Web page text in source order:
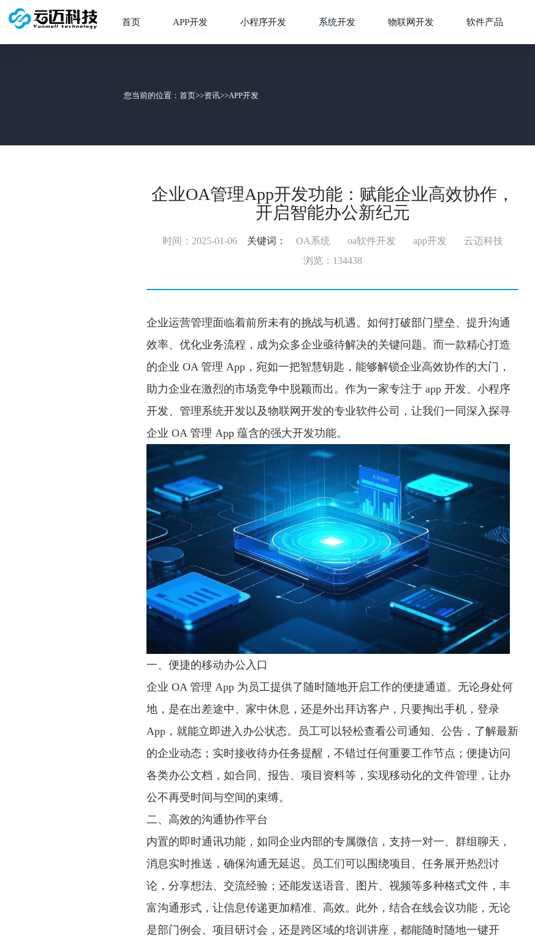
首页 APP开发 小程序开发 系统开发 物联网开发 软件产品
您当前的位置： 首页>>资讯>>APP开发
企业OA管理App开发功能：赋能企业高效协作，
开启智能办公新纪元
时间：2025-01-06 关键词： OA系统 oa软件开发 app开发
云迈科技
浏览：134438
企业运营管理面临着前所未有的挑战与机遇。如何打破部门壁垒、提升沟通
效率、优化业务流程，成为众多企业亟待解决的关键问题。而一款精心打造
的企业 OA 管理 App，宛如一把智慧钥匙，能够解锁企业高效协作的大门，
助力企业在激烈的市场竞争中脱颖而出。作为一家专注于 app 开发、小程序
开发、管理系统开发以及物联网开发的专业软件公司，让我们一同深入探寻
企业 OA 管理 App 蕴含的强大开发功能。
一、便捷的移动办公入口
企业 OA 管理 App 为员工提供了随时随地开启工作的便捷通道。无论身处何
地，是在出差途中、家中休息，还是外出拜访客户，只要掏出手机，登录
App，就能立即进入办公状态。员工可以轻松查看公司通知、公告，了解最新
的企业动态；实时接收待办任务提醒，不错过任何重要工作节点；便捷访问
各类办公文档，如合同、报告、项目资料等，实现移动化的文件管理，让办
公不再受时间与空间的束缚。
二、高效的沟通协作平台
内置的即时通讯功能，如同企业内部的专属微信，支持一对一、群组聊天，
消息实时推送，确保沟通无延迟。员工们可以围绕项目、任务展开热烈讨
论，分享想法、交流经验；还能发送语音、图片、视频等多种格式文件，丰
富沟通形式，让信息传递更加精准、高效。此外，结合在线会议功能，无论
是部门例会、项目研讨会，还是跨区域的培训讲座，都能随时随地一键开